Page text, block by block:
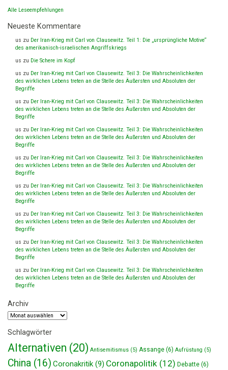
Alle Leseempfehlungen
Neueste Kommentare
us zu Der Iran-Krieg mit Carl von Clausewitz. Teil 1: Die „ursprüngliche Motive“
des amerikanisch-israelischen Angriffskriegs
us zu Die Schere im Kopf
us zu Der Iran-Krieg mit Carl von Clausewitz. Teil 3: Die Wahrscheinlichkeiten
des wirklichen Lebens treten an die Stelle des Äußersten und Absoluten der
Begriffe
us zu Der Iran-Krieg mit Carl von Clausewitz. Teil 3: Die Wahrscheinlichkeiten
des wirklichen Lebens treten an die Stelle des Äußersten und Absoluten der
Begriffe
us zu Der Iran-Krieg mit Carl von Clausewitz. Teil 3: Die Wahrscheinlichkeiten
des wirklichen Lebens treten an die Stelle des Äußersten und Absoluten der
Begriffe
us zu Der Iran-Krieg mit Carl von Clausewitz. Teil 3: Die Wahrscheinlichkeiten
des wirklichen Lebens treten an die Stelle des Äußersten und Absoluten der
Begriffe
us zu Der Iran-Krieg mit Carl von Clausewitz. Teil 3: Die Wahrscheinlichkeiten
des wirklichen Lebens treten an die Stelle des Äußersten und Absoluten der
Begriffe
us zu Der Iran-Krieg mit Carl von Clausewitz. Teil 3: Die Wahrscheinlichkeiten
des wirklichen Lebens treten an die Stelle des Äußersten und Absoluten der
Begriffe
us zu Der Iran-Krieg mit Carl von Clausewitz. Teil 3: Die Wahrscheinlichkeiten
des wirklichen Lebens treten an die Stelle des Äußersten und Absoluten der
Begriffe
us zu Der Iran-Krieg mit Carl von Clausewitz. Teil 3: Die Wahrscheinlichkeiten
des wirklichen Lebens treten an die Stelle des Äußersten und Absoluten der
Begriffe
Archiv
Archiv
Schlagwörter
Alternativen (20) Antisemitismus (5) Assange (6) Aufrüstung (5)
China (16) Coronakritik (9) Coronapolitik (12) Debatte (6)